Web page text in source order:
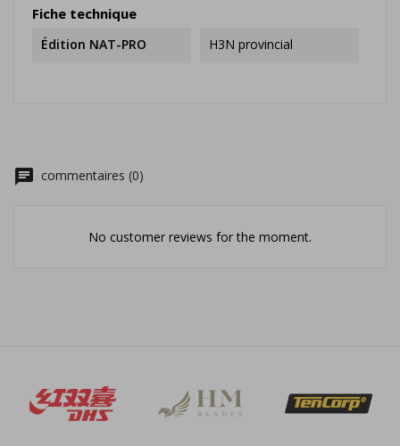
Fiche technique
Édition NAT-PRO H3N provincial
chat commentaires (0)
No customer reviews for the moment.